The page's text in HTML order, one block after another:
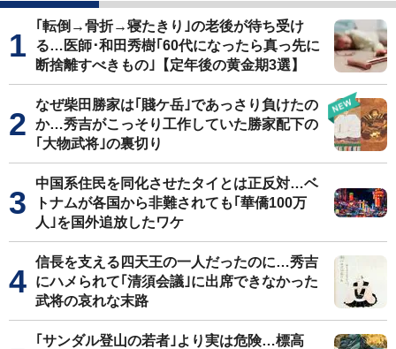
｢転倒→骨折→寝たきり｣の老後が待ち受け
る…医師･和田秀樹｢60代になったら真っ先に
断捨離すべきもの｣【定年後の黄金期3選】
なぜ柴田勝家は｢賤ケ岳｣であっさり負けたの
か…秀吉がこっそり工作していた勝家配下の
｢大物武将｣の裏切り
中国系住民を同化させたタイとは正反対…ベ
トナムが各国から非難されても｢華僑100万
人｣を国外追放したワケ
信長を支える四天王の一人だったのに…秀吉
にハメられて｢清須会議｣に出席できなかった
武将の哀れな末路
｢サンダル登山の若者｣より実は危険…標高